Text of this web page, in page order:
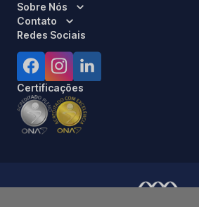
Sobre Nós
Contato
Redes Sociais
Certificações